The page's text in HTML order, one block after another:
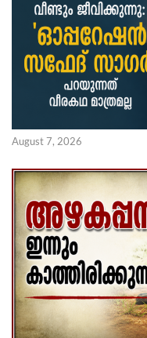
August 7, 2026